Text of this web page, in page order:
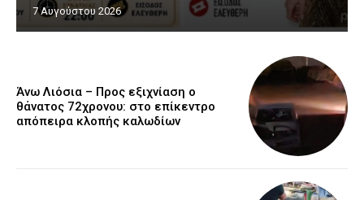
7 Αυγούστου 2026
Άνω Λιόσια – Προς εξιχνίαση ο
θάνατος 72χρονου: στο επίκεντρο
απόπειρα κλοπής καλωδίων